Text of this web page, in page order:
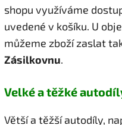
shopu využíváme
uvedené v košíku. U
můžeme zboží zaslat
Zásilkovnu.
Velké a těžké
Větší a těžší autodíly,